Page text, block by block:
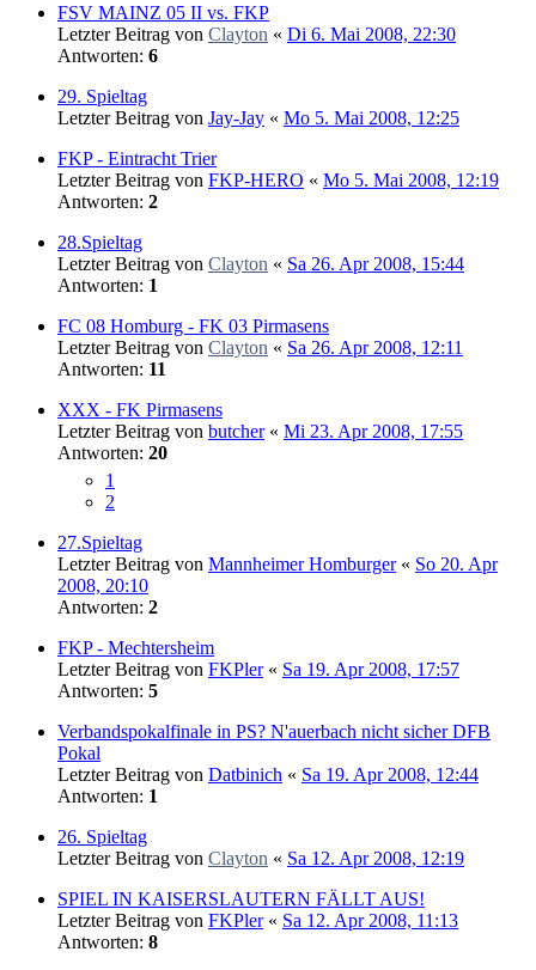
FSV MAINZ 05 II vs. FKP
Letzter Beitrag von Clayton « Di 6. Mai 2008, 22:30
Antworten: 6
29. Spieltag
Letzter Beitrag von Jay-Jay « Mo 5. Mai 2008, 12:25
FKP - Eintracht Trier
Letzter Beitrag von FKP-HERO « Mo 5. Mai 2008, 12:19
Antworten: 2
28.Spieltag
Letzter Beitrag von Clayton « Sa 26. Apr 2008, 15:44
Antworten: 1
FC 08 Homburg - FK 03 Pirmasens
Letzter Beitrag von Clayton « Sa 26. Apr 2008, 12:11
Antworten: 11
XXX - FK Pirmasens
Letzter Beitrag von butcher« Mi 23. Apr 2008, 17:55
Antworten: 20
1
2
27.Spieltag
Letzter Beitrag von Mannheimer Homburger« So 20. Apr
2008, 20:10
Antworten: 2
FKP - Mechtersheim
Letzter Beitrag von FKPler« Sa 19. Apr 2008, 17:57
Antworten: 5
Verbandspokalfinale in PS? N'auerbach nicht sicher DFB
Pokal
Letzter Beitrag von Datbinich « Sa 19. Apr 2008, 12:44
Antworten: 1
26. Spieltag
Letzter Beitrag von Clayton « Sa 12. Apr 2008, 12:19
SPIEL IN KAISERSLAUTERN FÄLLT AUS!
Letzter Beitrag von FKPler« Sa 12. Apr 2008, 11:13
Antworten: 8